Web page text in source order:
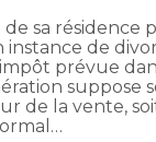
sa résidence
instance de
prévue
suppose
de la vente,